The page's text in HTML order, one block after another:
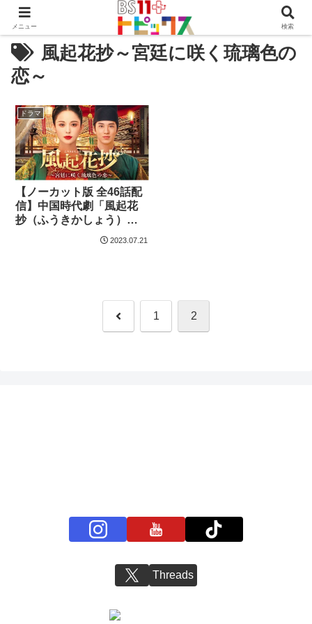
風起花抄～宮廷に咲く琉璃色の
恋～
ドラマ
【ノーカット版 全46話配
信】中国時代劇「風起花
抄（ふうきかしょう）～
宮廷に咲く琉璃色の恋
～」を好評配信中！
2023.07.21
前 1 2
Threads
メニュー 検索